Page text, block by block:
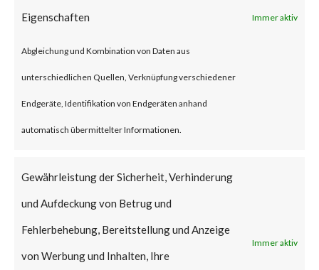
Eigenschaften Immer aktiv
Abgleichung und Kombination von Daten aus
unterschiedlichen Quellen, Verknüpfung verschiedener
Endgeräte, Identifikation von Endgeräten anhand
automatisch übermittelter Informationen.
Gewährleistung der Sicherheit, Verhinderung
und Aufdeckung von Betrug und
Fehlerbehebung, Bereitstellung und Anzeige
von Werbung und Inhalten, Ihre
Immer aktiv
account to gain control of the
Why is this
Significant?
This vulnerability has been